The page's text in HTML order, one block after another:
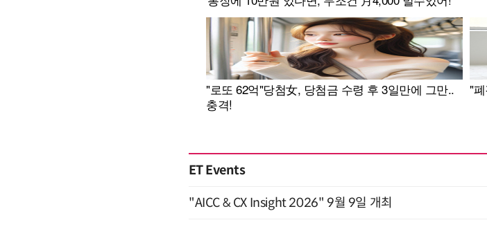
ET Events
"AICC & CX Insight 2026" 9월 9일 개최